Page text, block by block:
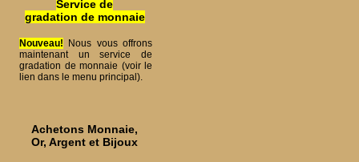
Service de
gradation de monnaie
Nouveau! Nous vous offrons
maintenant un service de
gradation de monnaie (voir le
lien dans le menu principal).
Achetons Monnaie,
Or, Argent et Bijoux